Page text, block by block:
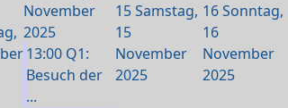
November
2025
13:00 Q1:
Besuch der
...
15Samstag,
15
November
2025
16Sonntag,
16
November
2025